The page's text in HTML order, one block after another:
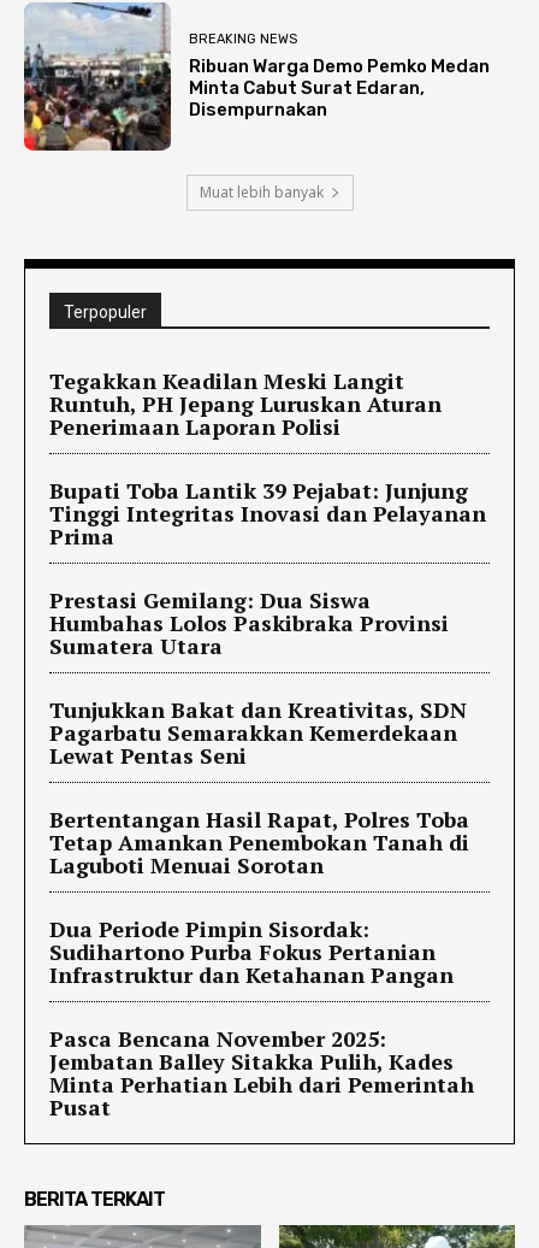
BREAKING NEWS
Ribuan Warga Demo Pemko Medan
Minta Cabut Surat Edaran,
Disempurnakan
Muat lebih banyak
Terpopuler
Tegakkan Keadilan Meski Langit
Runtuh, PH Jepang Luruskan Aturan
Penerimaan Laporan Polisi
Bupati Toba Lantik 39 Pejabat: Junjung
Tinggi Integritas Inovasi dan Pelayanan
Prima
Prestasi Gemilang: Dua Siswa
Humbahas Lolos Paskibraka Provinsi
Sumatera Utara
Tunjukkan Bakat dan Kreativitas, SDN
Pagarbatu Semarakkan Kemerdekaan
Lewat Pentas Seni
Bertentangan Hasil Rapat, Polres Toba
Tetap Amankan Penembokan Tanah di
Laguboti Menuai Sorotan
Dua Periode Pimpin Sisordak:
Sudihartono Purba Fokus Pertanian
Infrastruktur dan Ketahanan Pangan
Pasca Bencana November 2025:
Jembatan Balley Sitakka Pulih, Kades
Minta Perhatian Lebih dari Pemerintah
Pusat
BERITA TERKAIT